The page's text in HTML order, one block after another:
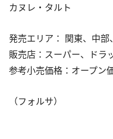
カヌレ・タルト
発売エリア： 関東、中
販売店：スーパー、ドラ
参考小売価格：オープン
（フォルサ）